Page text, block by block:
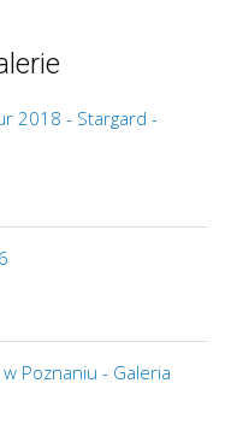
2018 - Stargard -
Poznaniu - Galeria